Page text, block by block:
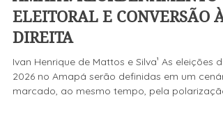
AS ELEIÇÕES DE 2026 NO
AMAPÁ: REORDENAMENTO
ELEITORAL E CONVERSÃO À
DIREITA
Ivan Henrique de Mattos e Silva¹ As eleições de